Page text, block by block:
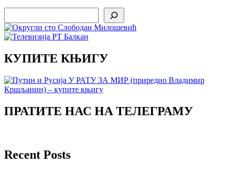
КУПИТЕ КЊИГУ
ПРАТИТЕ НАС НА ТЕЛЕГРАМУ
Recent Posts